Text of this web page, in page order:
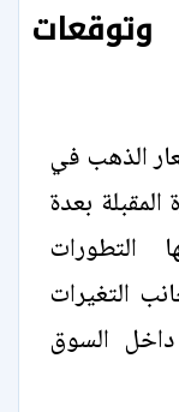
الذهب في
بعدة
التطورات
التغيرات
السوق